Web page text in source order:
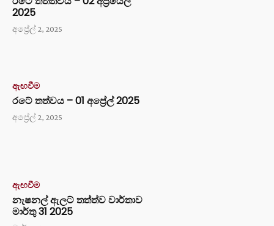
2025
අප්‍රේල් 2, 2025
ඇඟවීම
රටේ තත්වය – 01 අප්‍රේල් 2025
අප්‍රේල් 2, 2025
ඇඟවීම
නැෂනල් ඇලට් තත්ත්ව වාර්තාව
මාර්තු 31 2025